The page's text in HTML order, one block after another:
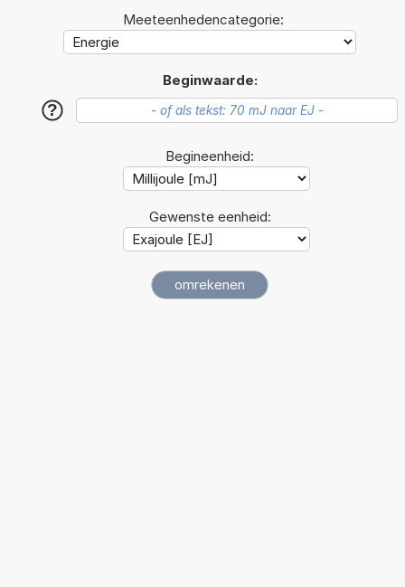
Meeteenhedencategorie:
Beginwaarde:
?
Begineenheid:
Gewenste eenheid: